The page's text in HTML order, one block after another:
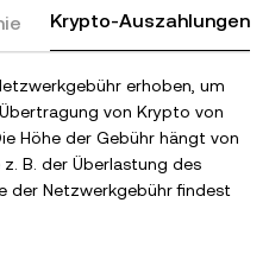
Krypto-Auszahlungen
erhoben, um
von Krypto von
Höhe der Gebühr hängt von
B. der Überlastung des
der Netzwerkgebühr findest